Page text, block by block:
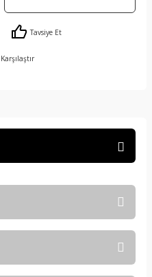
Tavsiye Et
Karşılaştır